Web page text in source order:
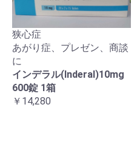
狭心症
あがり症、プレゼン、商談
に
インデラル(Inderal)10mg
600錠 1箱
￥14,280